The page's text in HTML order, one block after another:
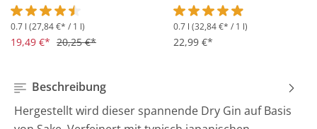
Durchschnittliche Bewertung von 4.5 von 5 Sternen
0.7 l (27,84 €* / 1 l)
19,49 €* 20,25 €*
Durchschnittliche
0.7 l (32,84 €* / 1 l)
22,99 €*
Beschreibung
Hergestellt wird dieser spannende Dry Gin auf Basis